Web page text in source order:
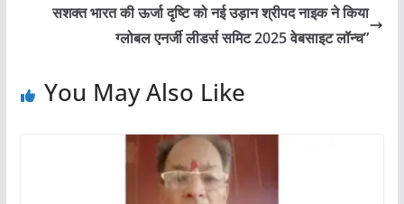
सशक्त भारत की ऊर्जा दृष्टि को नई उड़ान श्रीपद नाइक ने किया
ग्लोबल एनर्जी लीडर्स समिट 2025 वेबसाइट लॉन्च”
You May Also Like